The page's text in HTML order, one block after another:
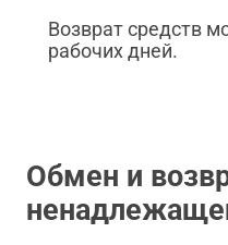
Возврат средств
рабочих дней.
Обмен и